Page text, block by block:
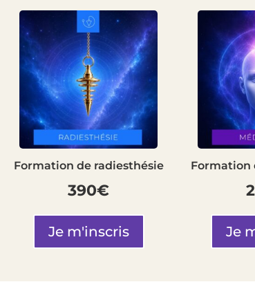
Formation de radiesthésie
390€
Je m'inscris
Formation
Je